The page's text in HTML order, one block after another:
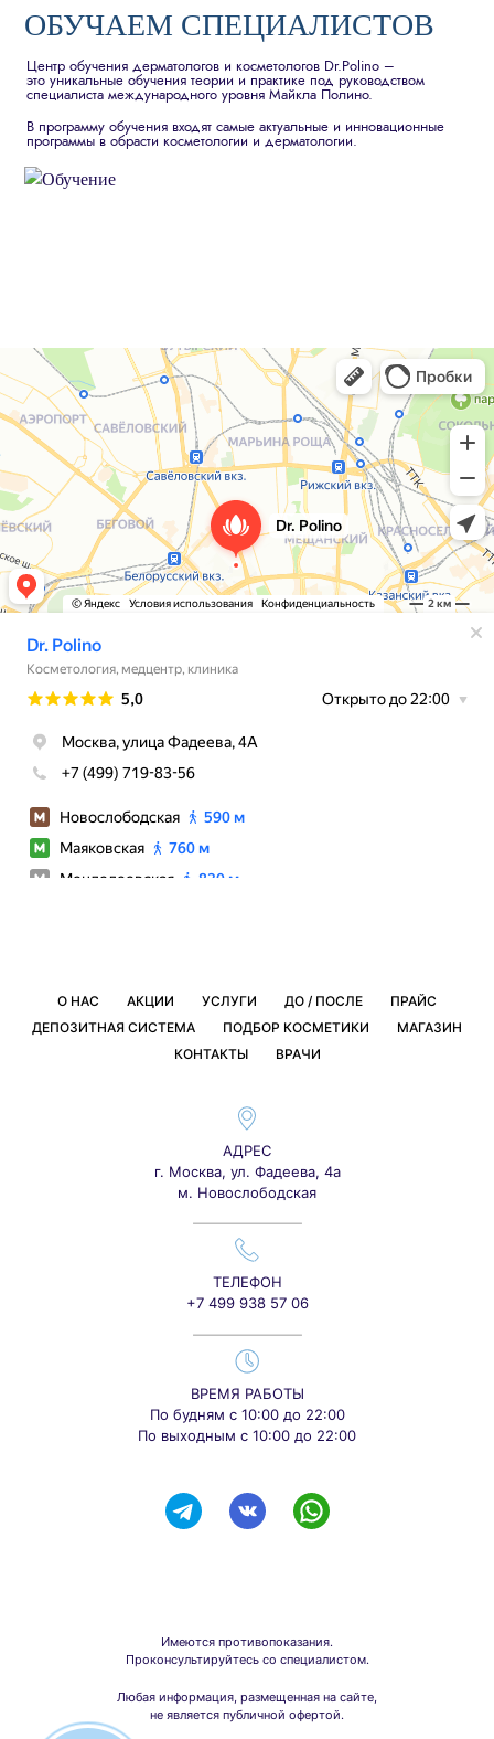
ОБУЧАЕМ СПЕЦИАЛИСТОВ
Центр обучения дерматологов и косметологов Dr.Polino –
это уникальные обучения теории и практике под руководством
специалиста международного уровня Майкла Полино.
В программу обучения входят самые актуальные и инновационные
программы в обрасти косметологии и дерматологии.
О НАС АКЦИИ УСЛУГИ ДО / ПОСЛЕ
ПРАЙС
ДЕПОЗИТНАЯ СИСТЕМА
ПОДБОР КОСМЕТИКИ
МАГАЗИН
КОНТАКТЫ
ВРАЧИ
АДРЕС
г. Москва, ул. Фадеева, 4а
м. Новослободская
ТЕЛЕФОН
+7 499 938 57 06
ВРЕМЯ РАБОТЫ
По будням с 10:00 до 22:00
По выходным с 10:00 до 22:00
Имеются противопоказания.
Проконсультируйтесь со специалистом.
Любая информация, размещенная на сайте,
не является публичной офертой.